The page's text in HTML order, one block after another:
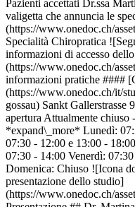
Pazienti accettati Dr.ssa
valigetta che annuncia le
(https://www.onedoc.ch/
Specialità Chiropratica
informazioni di accesso
(https://www.onedoc.ch/
informazioni pratiche ####
(https://www.onedoc.ch/it/
gossau) Sankt Gallerstrasse
apertura Attualmente
*expand\_more* Lunedì:
07:30 - 12:00 e 13:00 -
07:30 - 14:00 Venerdì:
Domenica: Chiuso ![Icona
presentazione dello studio]
(https://www.onedoc.ch/